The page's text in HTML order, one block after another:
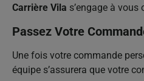
Carrière Vila s’engage à vous
Passez Votre
Une fois votre commande
équipe s’assurera que votre